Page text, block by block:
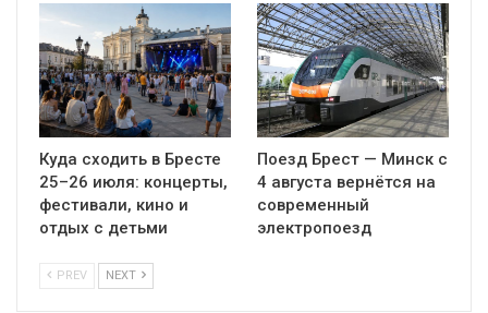
Куда сходить в Бресте
25–26 июля: концерты,
фестивали, кино и
отдых с детьми
Поезд Брест — Минск с
4 августа вернётся на
современный
электропоезд
PREV NEXT